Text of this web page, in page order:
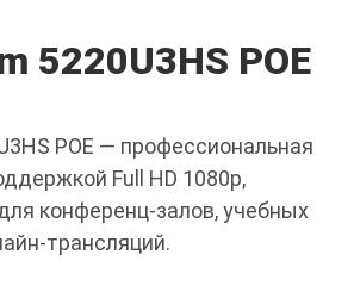
5220U3HS POE
POE — профессиональная
Full HD 1080p,
конференц-залов, учебных
трансляций.